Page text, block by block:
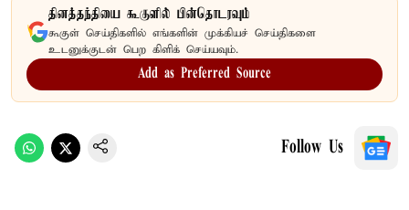
தினத்தந்தியை கூகுளில் பின்தொடரவும்
கூகுள் செய்திகளில் எங்களின் முக்கியச் செய்திகளை
உடனுக்குடன் பெற கிளிக் செய்யவும்.
Add as Preferred Source
Follow Us